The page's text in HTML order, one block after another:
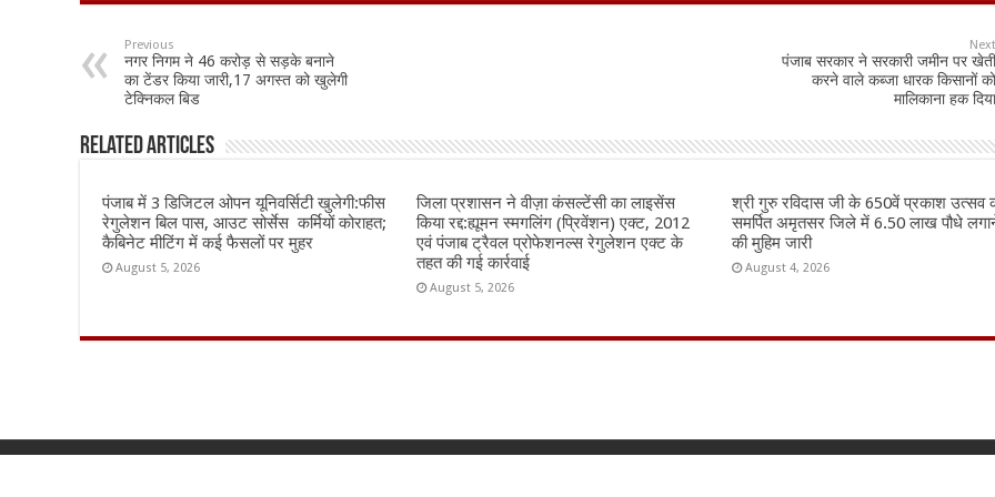
b
o
o
k
sA
p
p
e
Previous
नगर निगम ने 46 करोड़ से सड़के बनाने
का टेंडर किया जारी,17 अगस्त को खुलेगी
टेक्निकल बिड
Next
पंजाब सरकार ने सरकारी जमीन पर खेती
करने वाले कब्जा धारक किसानों को
मालिकाना हक दिया
Related Articles
पंजाब में 3 डिजिटल ओपन यूनिवर्सिटी खुलेगी:फीस
रेगुलेशन बिल पास, आउट सोर्सेस कर्मियों कोराहत;
कैबिनेट मीटिंग में कई फैसलों पर मुहर
August 5, 2026
जिला प्रशासन ने वीज़ा कंसल्टेंसी का लाइसेंस
किया रद्द:ह्यूमन स्मगलिंग (प्रिवेंशन) एक्ट, 2012
एवं पंजाब ट्रैवल प्रोफेशनल्स रेगुलेशन एक्ट के
तहत की गई कार्रवाई
August 5, 2026
श्री गुरु रविदास जी के 650वें प्रकाश उत्सव
समर्पित अमृतसर जिले में 6.50 लाख पौधे
की मुहिम जारी
August 4, 2026